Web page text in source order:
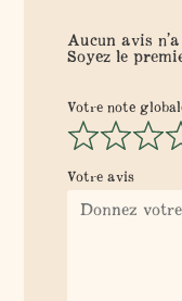
Aucun avis
Soyez le
Votre note
Votre avis